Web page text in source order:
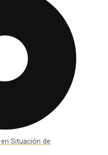
Situación de